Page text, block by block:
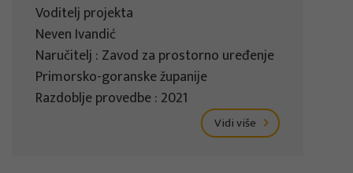
Voditelj projekta
Neven Ivandić
Naručitelj : Zavod za prostorno uređenje
Primorsko-goranske županije
Razdoblje provedbe : 2021
Vidi više